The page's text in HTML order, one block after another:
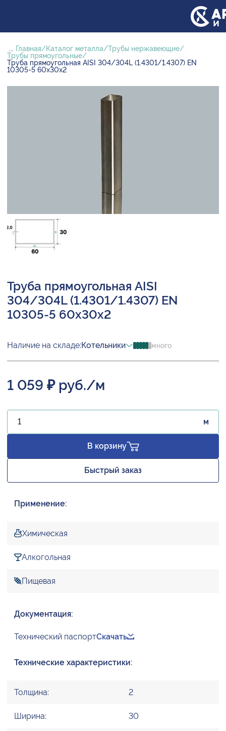
... Главная Каталог металла
Трубы нержавеющие
Трубы прямоугольные
Труба прямоугольная AISI 304/304L (1.4301/1.4307) EN
10305-5 60х30х2
Труба прямоугольная AISI
304/304L (1.4301/1.4307) EN
10305-5 60х30х2
Наличие на складе:Котельники много
1 059 ₽ руб./м
м
В корзину
Быстрый заказ
Применение:
Химическая
Алкогольная
Пищевая
Документация:
Технический паспортСкачать
Технические характеристики:
Толщина: 2
Ширина: 30